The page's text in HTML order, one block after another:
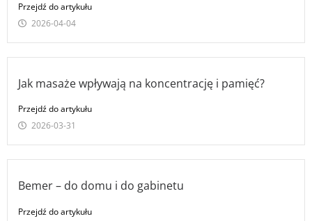
Przejdź do artykułu
2026-04-04
Jak masaże wpływają na koncentrację i pamięć?
Przejdź do artykułu
2026-03-31
Bemer – do domu i do gabinetu
Przejdź do artykułu